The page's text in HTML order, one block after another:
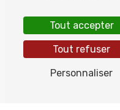
Chez TYVOL, la
priorité. Notre équipe
écoute pour
vous conseiller sur
nettoyage pour vos
un point d'honneur à
Tout accepter
Tout refuser
Personnaliser